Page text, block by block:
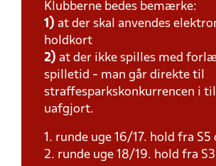
Klubberne bedes bemærke:
1) at der skal anvendes
holdkort
2) at der ikke spilles med
spilletid - man går direkte til
straffesparkskonkurrencen i
uafgjort.
1. runde uge 16/17. hold fra S5
2. runde uge 18/19. hold fra